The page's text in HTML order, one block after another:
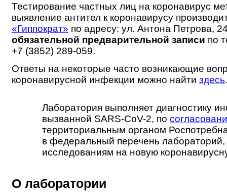
Тестирование частных лиц на коронавирус
выявление антител к коронавирусу
«Гиппократ» по адресу: ул. Антона Петрова,
обязательной предварительной записи по
+7 (3852) 289-059.
Ответы на некоторые часто возникающие
коронавирусной инфекции можно найти здесь.
Лаборатория выполняет диагностику
вызванной SARS-CoV-2, по
территориальным органом
в федеральный перечень
исследованиям на новую
О лаборатории